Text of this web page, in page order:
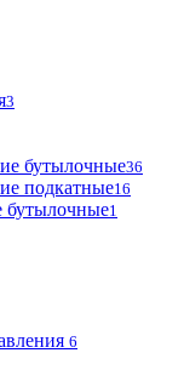
3
бутылочные36
подкатные16
бутылочные1
6